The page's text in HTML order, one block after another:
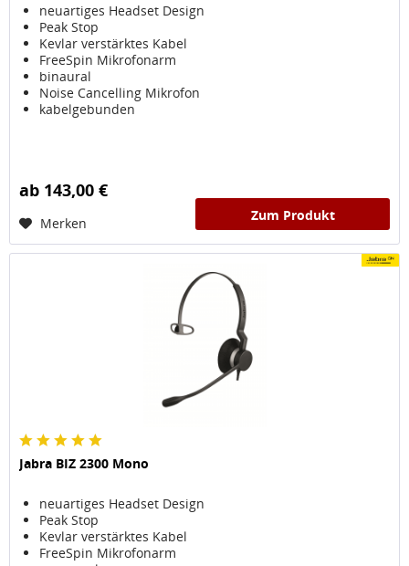
neuartiges Headset Design
Peak Stop
Kevlar verstärktes Kabel
FreeSpin Mikrofonarm
binaural
Noise Cancelling Mikrofon
kabelgebunden
ab 143,00 €
Merken Zum Produkt
Jabra BIZ 2300 Mono
neuartiges Headset Design
Peak Stop
Kevlar verstärktes Kabel
FreeSpin Mikrofonarm